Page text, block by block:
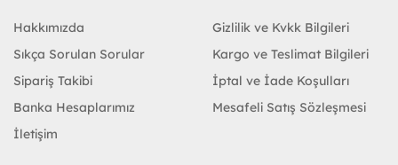
Hakkımızda
Sıkça Sorulan Sorular
Sipariş Takibi
Banka Hesaplarımız
İletişim
Gizlilik ve Kvkk Bilgileri
Kargo ve Teslimat Bilgileri
İptal ve İade Koşulları
Mesafeli Satış Sözleşmesi